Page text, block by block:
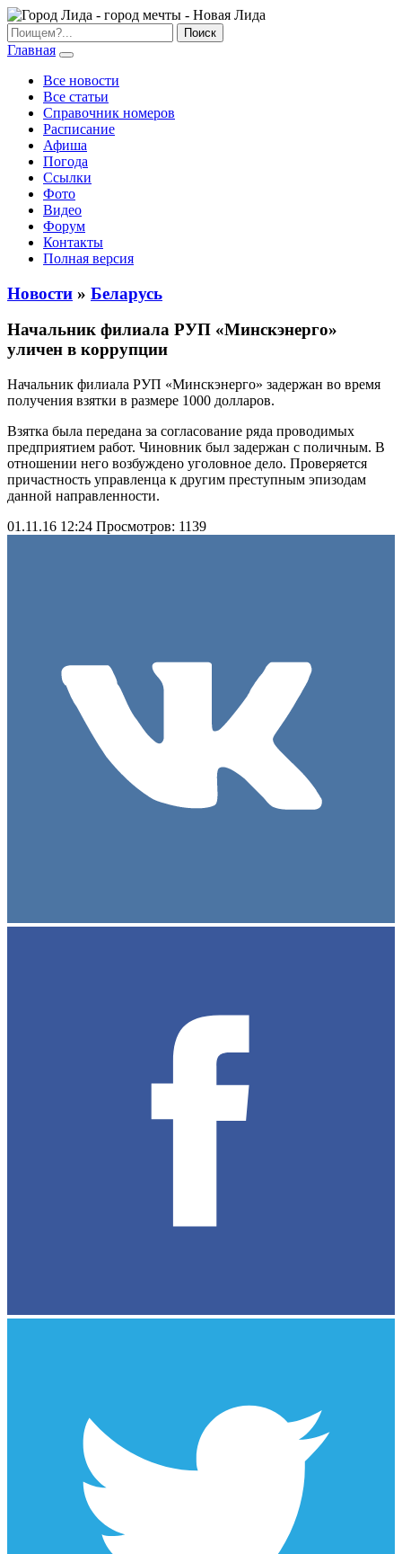
Главная
Все новости
Все статьи
Справочник номеров
Расписание
Афиша
Погода
Ссылки
Фото
Видео
Форум
Контакты
Полная версия
Новости » Беларусь
Начальник филиала РУП «Минскэнерго»
уличен в коррупции
Начальник филиала РУП «Минскэнерго» задержан во время
получения взятки в размере 1000 долларов.
Взятка была передана за согласование ряда проводимых
предприятием работ. Чиновник был задержан с поличным. В
отношении него возбуждено уголовное дело. Проверяется
причастность управленца к другим преступным эпизодам
данной направленности.
01.11.16 12:24 Просмотров: 1139